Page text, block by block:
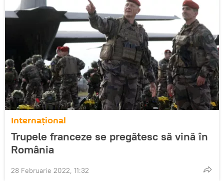
Internaţional
Trupele franceze se pregătesc să vină în
România
28 Februarie 2022, 11:32